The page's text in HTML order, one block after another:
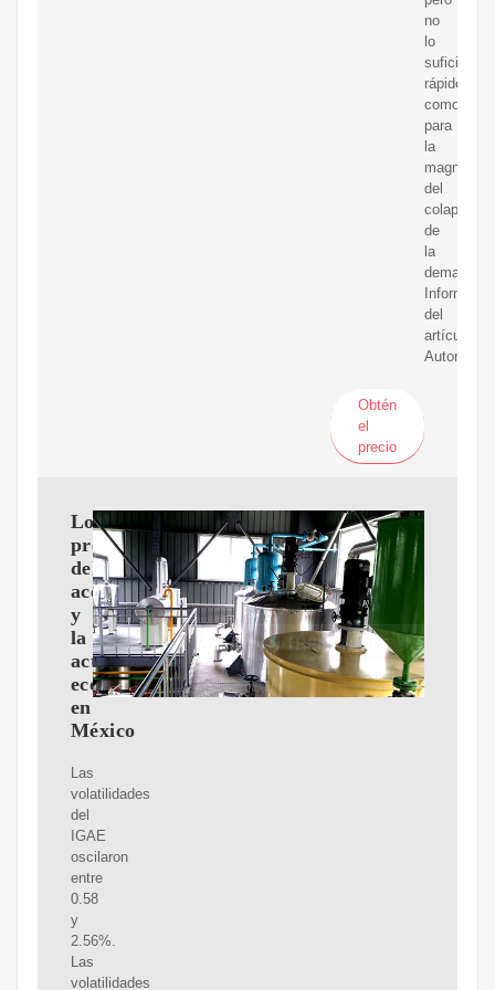
no
lo
rápido
como
para
la
magnitud
del
colapso
de
la
demanda.
del
artículo.
Autor
Obtén
el
precio
Los
precios
del
aceite
y
la
actividad
económica
en
México
Las
volatilidades
del
IGAE
oscilaron
entre
0.58
y
2.56%.
Las
volatilidades